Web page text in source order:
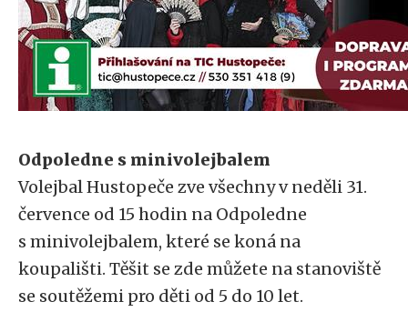
Odpoledne s minivolejbalem
Volejbal Hustopeče zve všechny v neděli 31.
července od 15 hodin na Odpoledne
s minivolejbalem, které se koná na
koupališti. Těšit se zde můžete na stanoviště
se soutěžemi pro děti od 5 do 10 let.